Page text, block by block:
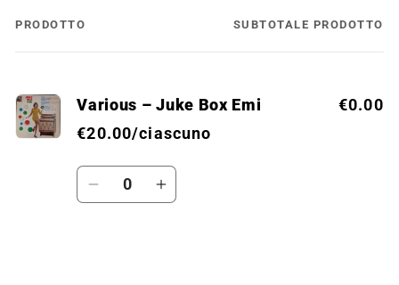
Il
PRODOTTO SUBTOTALE PRODOTTO
Various ‎– Juke Box Emi
€20.00/ciascuno
€0.00
Quantità
DiminuisciAumenta